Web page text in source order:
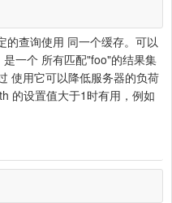
的查询使用 同一个缓存。可以
一个 所有匹配"foo"的结果集
使用它可以降低服务器的负荷
的设置值大于1时有用，例如